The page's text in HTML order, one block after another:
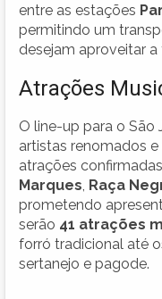
entre as estações
permitindo um
desejam aproveitar a
Atrações
O line-up para o São
artistas renomados
atrações
Marques Raça
prometendo
serão 41 atrações
forró tradicional até
sertanejo e pagode.